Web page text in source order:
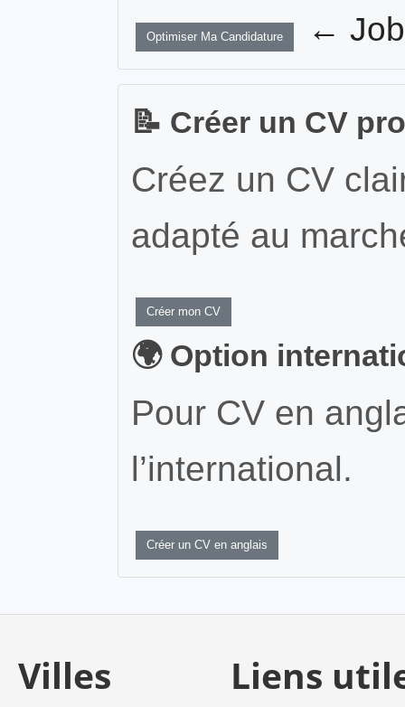
Optimiser Ma Candidature ←
📝 Créer un CV
Créez un CV
adapté au
Créer mon CV
🌍 Option
Pour CV en
l’international.
Créer un CV en anglais
Villes
Liens